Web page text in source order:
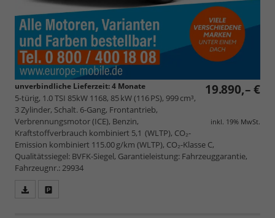
19.890,– €
inkl. 19% MwSt.
unverbindliche Lieferzeit:4 Monate
5-türig, 1.0 TSI 85kW 1168, 85 kW (116 PS), 999 cm³,
3 Zylinder, Schalt. 6-Gang, Frontantrieb,
Verbrennungsmotor (ICE), Benzin,
Kraftstoffverbrauch kombiniert 5,1 (WLTP), CO₂-
Emission kombiniert 115.00 g/km (WLTP), CO₂-Klasse C,
Qualitätssiegel: BVFK-Siegel, Garantieleistung: Fahrzeuggarantie,
Fahrzeugnr.: 29934